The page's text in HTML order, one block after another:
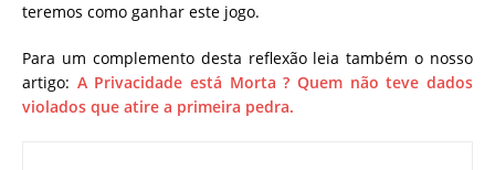
teremos como ganhar este jogo.
Para um complemento desta reflexão leia também o nosso
artigo: A Privacidade está Morta ? Quem não teve dados
violados que atire a primeira pedra.